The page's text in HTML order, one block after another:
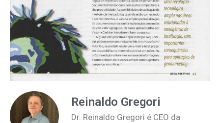
Reinaldo Gregori
Dr. Reinaldo Gregori é CEO da